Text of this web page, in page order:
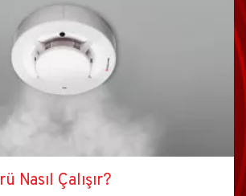
Nasıl Çalışır?